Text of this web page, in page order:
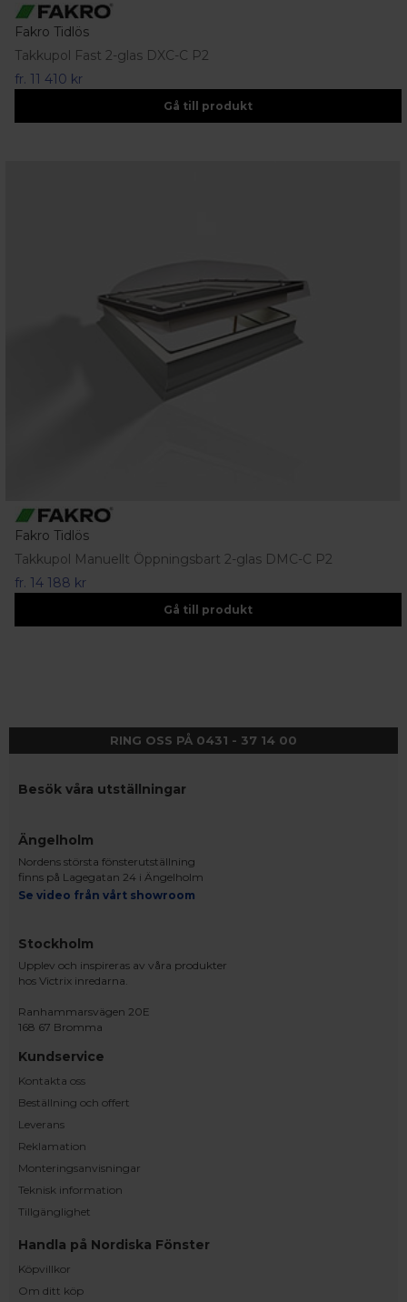
Fakro Tidlös
Takkupol Fast 2-glas DXC-C P2
fr. 11 410 kr
Gå till produkt
Fakro Tidlös
Takkupol Manuellt Öppningsbart 2-glas DMC-C P2
fr. 14 188 kr
Gå till produkt
RING OSS PÅ 0431 - 37 14 00
Besök våra utställningar
Ängelholm
Nordens största fönsterutställning
finns på Lagegatan 24 i Ängelholm
Se video från vårt showroom
Stockholm
Upplev och inspireras av våra produkter
hos Victrix inredarna.
Ranhammarsvägen 20E
168 67 Bromma
Kundservice
Kontakta oss
Beställning och offert
Leverans
Reklamation
Monteringsanvisningar
Teknisk information
Tillgänglighet
Handla på Nordiska Fönster
Köpvillkor
Om ditt köp